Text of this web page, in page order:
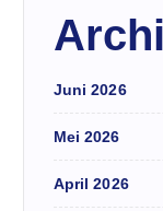
Juni 2026
Mei 2026
April 2026